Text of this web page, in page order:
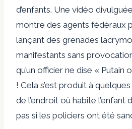
d’enfants. Une vidéo
montre des agents fédéraux
lançant des grenades
manifestants sans
qu’un officier ne dise « Putain
! Cela s’est produit à
de l’endroit où habite l’enfant
pas si les policiers ont été